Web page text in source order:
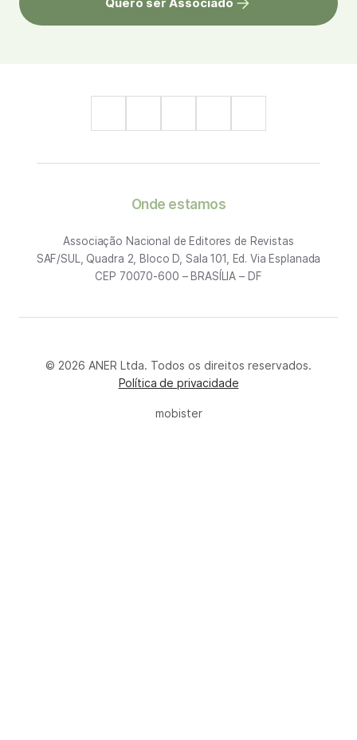
Onde estamos
Associação Nacional de Editores de Revistas
SAF/SUL, Quadra 2, Bloco D, Sala 101, Ed. Via Esplanada
CEP 70070-600 – BRASÍLIA – DF
© 2026 ANER Ltda. Todos os direitos reservados.
Política de privacidade
mobister